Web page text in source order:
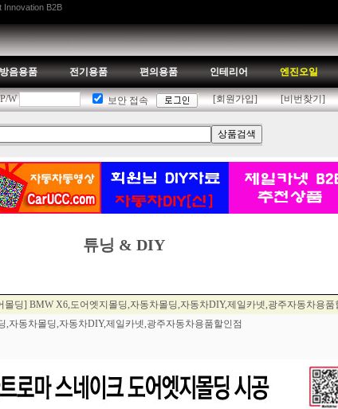
Innovation B2B
방음용품 전기용품 편의용품 인테리어 엔진오일
P/W 보안 접속 [회원가입] [비번찾기]
튜닝 & DIY
몰딩] BMW X6,도어엣지몰딩,자동차몰딩,자동차DIY,제일카넷,광주자동차용품
,자동차몰딩,자동차DIY,제일카넷,광주자동차용품할인점